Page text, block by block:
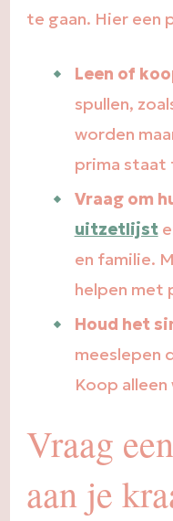
te gaan. Hier een
Leen of
spullen,
worden
prima staat
Vraag om
uitzetlijst
en familie.
helpen met
Houd het
meeslepen
Koop
Vraag
aan je